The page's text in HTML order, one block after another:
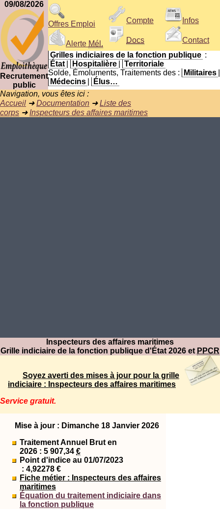
09/08/2026
Recrutement
public
Offres Emploi
Alerte Mél.
Compte
Docs
Infos
Contact
Grilles indiciaires de la fonction publique :
État
Hospitalière
Territoriale
Solde, Émoluments, Traitements des :
Militaires
Médecins
Élus…
Navigation, vous êtes ici :
Accueil ➜Documentation ➜Liste des
corps ➜ Inspecteurs des affaires maritimes
Inspecteurs des affaires maritimes
Grille indiciaire de la fonction publique d'État 2026 et PPCR
Soyez averti des mises à jour pour la grille
indiciaire : Inspecteurs des affaires maritimes
Service gratuit.
Mise à jour : Dimanche 18 Janvier 2026
Traitement Annuel Brut en
2026 : 5 907,34 €
Point d'indice au 01/07/2023
: 4,92278 €
Fiche métier : Inspecteurs des affaires
maritimes
Équation du traitement indiciaire dans
la fonction publique